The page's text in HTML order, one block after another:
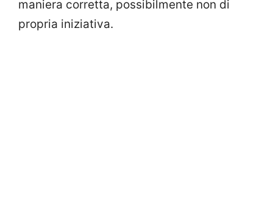
maniera corretta, possibilmente non di
propria iniziativa.